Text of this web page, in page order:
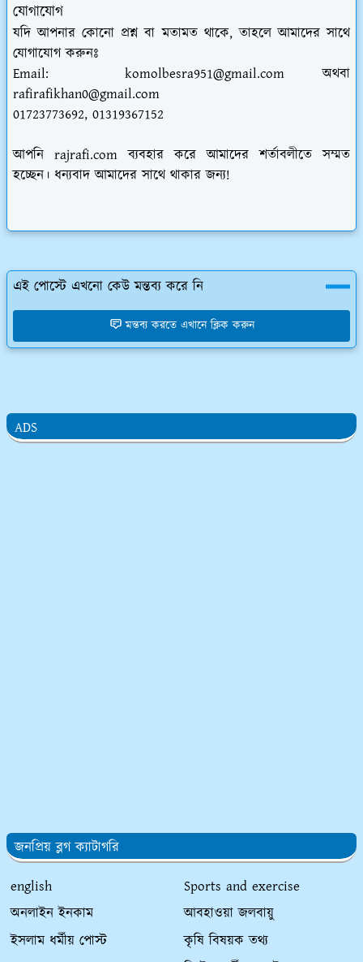
যোগাযোগ
যদি আপনার কোনো প্রশ্ন বা মতামত থাকে, তাহলে আমাদের সাথে
যোগাযোগ করুনঃ
Email: komolbesra951@gmail.com অথবা
rafirafikhan0@gmail.com
01723773692, 01319367152
আপনি rajrafi.com ব্যবহার করে আমাদের শর্তাবলীতে সম্মত
হচ্ছেন। ধন্যবাদ আমাদের সাথে থাকার জন্য!
এই পোস্টে এখনো কেউ মন্তব্য করে নি
মন্তব্য করতে এখানে ক্লিক করুন
ADS
জনপ্রিয় ব্লগ ক্যাটাগরি
english
Sports and exercise
অনলাইন ইনকাম
আবহাওয়া জলবায়ু
ইসলাম ধর্মীয় পোস্ট
কৃষি বিষয়ক তথ্য